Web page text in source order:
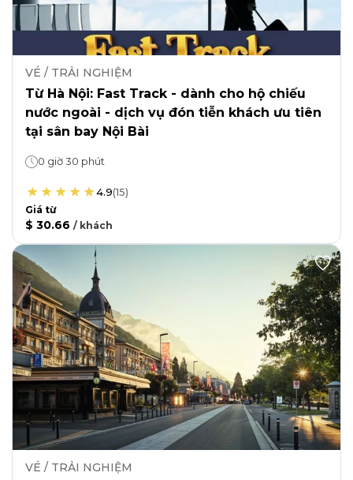
VÉ / TRẢI NGHIỆM
Từ Hà Nội: Fast Track - dành cho hộ chiếu
nước ngoài - dịch vụ đón tiễn khách ưu tiên
tại sân bay Nội Bài
0 giờ 30 phút
4.9(15)
Giá từ
$ 30.66 / khách
VÉ / TRẢI NGHIỆM